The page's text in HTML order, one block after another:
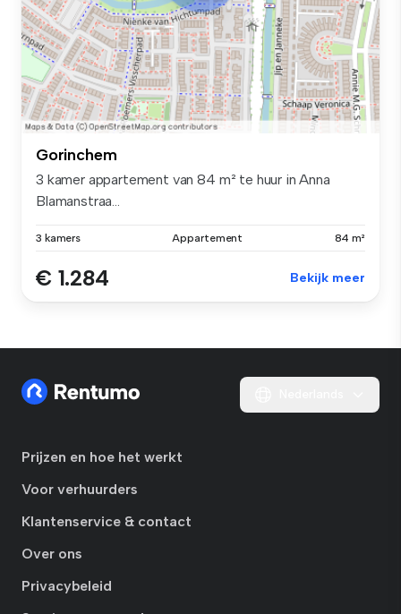
Gorinchem
3 kamer appartement van 84 m² te huur in Anna
Blamanstraa...
3 kamers Appartement 84 m²
€ 1.284 Bekijk meer
Prijzen en hoe het werkt
Voor verhuurders
Klantenservice & contact
Over ons
Privacybeleid